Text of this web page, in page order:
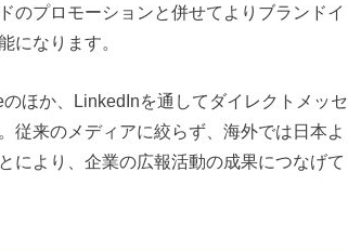
のプロモーションと併せてよりブランドイ
になります。
ほか、LinkedInを通してダイレクトメッセ
従来のメディアに絞らず、海外では日本よ
により、企業の広報活動の成果につなげて